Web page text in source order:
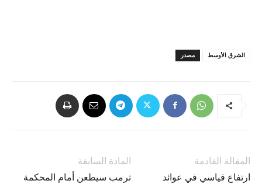
مصدر الشرق الأوسط
المادة السابقة
ترمب سيطعن أمام المحكمة
المقالة القادمة
ارتفاع قياسي في عوائد